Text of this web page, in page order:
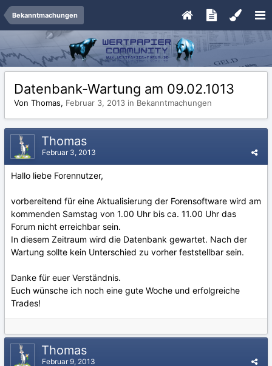
Bekanntmachungen
Datenbank-Wartung am 09.02.1013
Von Thomas, Februar 3, 2013 in Bekanntmachungen
Thomas
Februar 3, 2013
Hallo liebe Forennutzer,
vorbereitend für eine Aktualisierung der Forensoftware wird am
kommenden Samstag von 1.00 Uhr bis ca. 11.00 Uhr das
Forum nicht erreichbar sein.
In diesem Zeitraum wird die Datenbank gewartet. Nach der
Wartung sollte kein Unterschied zu vorher feststellbar sein.
Danke für euer Verständnis.
Euch wünsche ich noch eine gute Woche und erfolgreiche
Trades!
Thomas
Februar 9, 2013